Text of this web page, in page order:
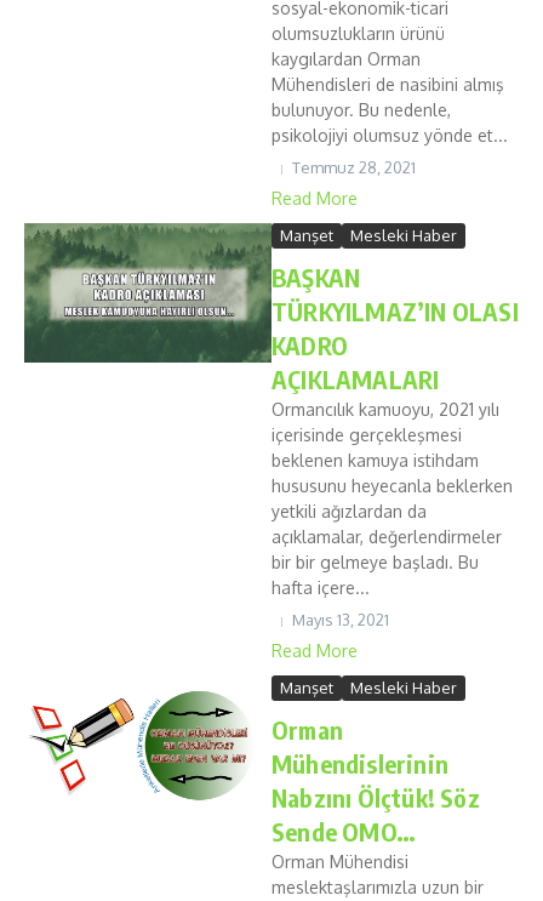
sosyal-ekonomik-ticari
olumsuzlukların ürünü
kaygılardan Orman
Mühendisleri de nasibini almış
bulunuyor. Bu nedenle,
psikolojiyi olumsuz yönde et...
Temmuz 28, 2021
Read More
Manşet Mesleki Haber
BAŞKAN
TÜRKYILMAZ’IN OLASI
KADRO
AÇIKLAMALARI
Ormancılık kamuoyu, 2021 yılı
içerisinde gerçekleşmesi
beklenen kamuya istihdam
hususunu heyecanla beklerken
yetkili ağızlardan da
açıklamalar, değerlendirmeler
bir bir gelmeye başladı. Bu
hafta içere...
Mayıs 13, 2021
Read More
Manşet Mesleki Haber
Orman
Mühendislerinin
Nabzını Ölçtük! Söz
Sende OMO…
Orman Mühendisi
meslektaşlarımızla uzun bir